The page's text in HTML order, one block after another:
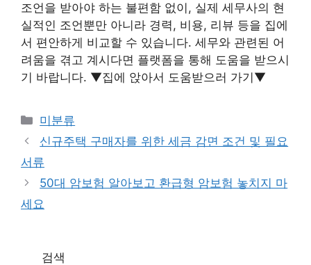
조언을 받아야 하는 불편함 없이, 실제 세무사의 현
실적인 조언뿐만 아니라 경력, 비용, 리뷰 등을 집에
서 편안하게 비교할 수 있습니다. 세무와 관련된 어
려움을 겪고 계시다면 플랫폼을 통해 도움을 받으시
기 바랍니다. ▼집에 앉아서 도움받으러 가기▼
Categories
미분류
신규주택 구매자를 위한 세금 감면 조건 및 필요
서류
50대 암보험 알아보고 환급형 암보험 놓치지 마
세요
검색